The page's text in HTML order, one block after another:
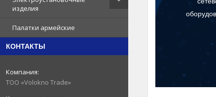
изделия
Палатки армейские
КОНТАКТЫ
ТОО «Volokno Trade»